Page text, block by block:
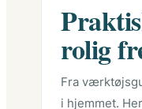
rolig
Fra
i hjemmet.